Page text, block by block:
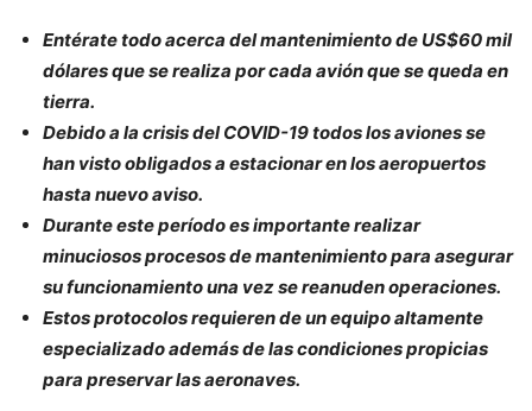
Entérate todo acerca del mantenimiento de US$60 mil
dólares que se realiza por cada avión que se queda en
tierra.
Debido a la crisis del COVID-19 todos los aviones se
han visto obligados a estacionar en los aeropuertos
hasta nuevo aviso.
Durante este período es importante realizar
minuciosos procesos de mantenimiento para asegurar
su funcionamiento una vez se reanuden operaciones.
Estos protocolos requieren de un equipo altamente
especializado además de las condiciones propicias
para preservar las aeronaves.